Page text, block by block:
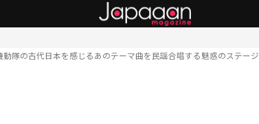
動隊の古代日本を感じるあのテーマ曲を民謡合唱する魅惑のステージ